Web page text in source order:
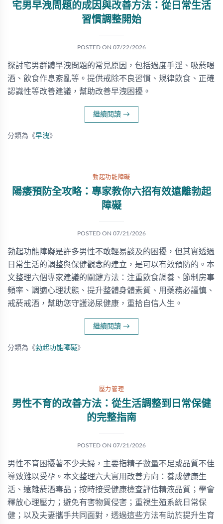
宅男早洩問題的成因與改善方法：從日常生活
習慣調整開始
POSTED ON 07/22/2026
探討宅男群體早洩問題的常見原因，包括過度手淫、吸菸喝
酒、飲食作息紊亂等。提供戒除不良習慣、規律飲食、正確
認識性等改善建議，幫助改善早洩困擾。
繼續閱讀 →
分類為《早洩》
勃起功能障礙
陽痿預防全攻略：專家教你六招有效遠離勃起
障礙
POSTED ON 07/21/2026
勃起功能障礙是許多男性不敢輕易談及的困擾，但其實透過
日常生活的調整與保健觀念的建立，是可以有效預防的。本
文整理六個專家建議的關鍵方法：注重飲食調養、節制房事
頻率、調適心理狀態、提升整體身體素質、用藥務必謹慎、
戒菸戒酒，幫助您守護泌尿健康，重拾自信人生。
繼續閱讀 →
分類為《勃起功能障礙》
壓力管理
男性不育的改善方法：從生活調整到日常保健
的完整指南
POSTED ON 07/21/2026
男性不育困擾著不少夫婦，主要指精子數量不足或品質不佳
導致難以受孕。本文整理六大實用改善方向：養成健康生
活、遠離菸酒毒品；按時接受健康檢查評估精液品質；學會
釋放心理壓力；避免有害物質侵害；重視生殖系統日常保
健；以及夫妻攜手共同面對，透過這些方法有助於提升生育